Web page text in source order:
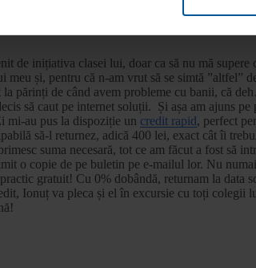
de inițiativa clasei lui, doar ca să nu mă
și, pentru că n-am vrut să se simtă ”altfel”
părinți de când avem probleme cu banii, că
să caut pe internet soluții. Și așa am ajuns
mi-au pus la dispoziție un credit rapid, perfect
să-l returnez, adică 400 lei, exact cât îi
suma necesară, tot ce am făcut a fost să
o copie de pe buletin pe e-mailul lor. Nu
practic gratuit! Cu 0% dobândă, returnam la data
Ionuț va pleca și el în excursie cu toți